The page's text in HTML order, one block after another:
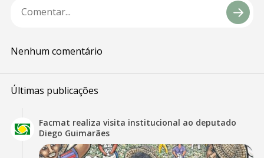
Nenhum comentário
Últimas publicações
Facmat realiza visita institucional ao deputado
Diego Guimarães